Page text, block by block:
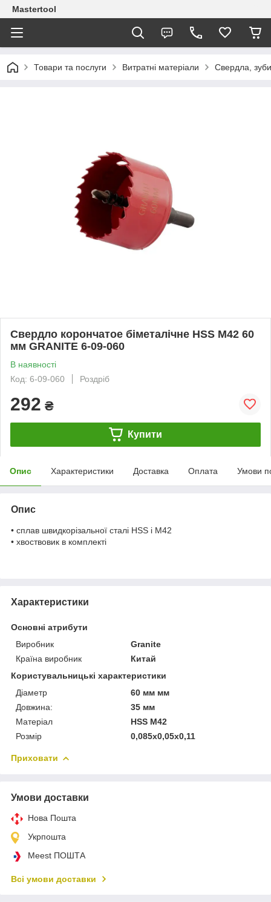
Mastertool
Товари та послуги Витратні матеріали Свердла,
Свердло корончатое біметалічне HSS M42 60
мм GRANITE 6-09-060
В наявності
Код: 6-09-060
Роздріб
292 ₴
Купити
Опис Характеристики Доставка Оплата Умови
Опис
• сплав швидкорізальної сталі HSS і М42
• хвоствовик в комплекті
Характеристики
Основні атрибути
Виробник
Granite
Країна виробник
Китай
Користувальницькі характеристики
Діаметр
60 мм мм
Довжина:
35 мм
Матеріал
HSS M42
Розмір
0,085x0,05x0,11
Приховати
Умови доставки
Нова Пошта
Укрпошта
Meest ПОШТА
Всі умови доставки